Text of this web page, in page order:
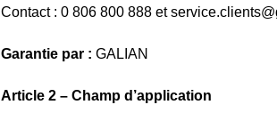
Contact: 0 806 800 888 et
Garantie par : GALIAN
Article 2 – Champ d’application